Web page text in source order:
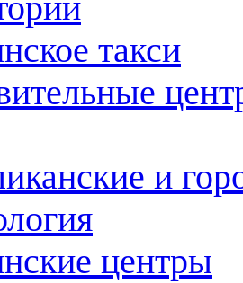
такси
и
центры